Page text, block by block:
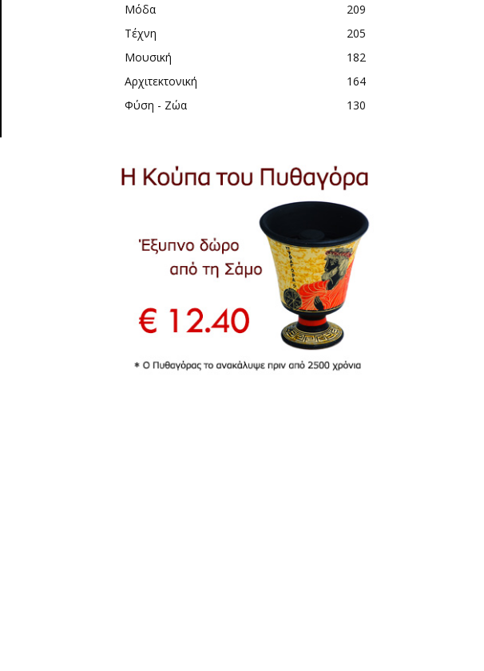
Μόδα
209
Τέχνη
205
Μουσική
182
Αρχιτεκτονική
164
Φύση - Ζώα
130